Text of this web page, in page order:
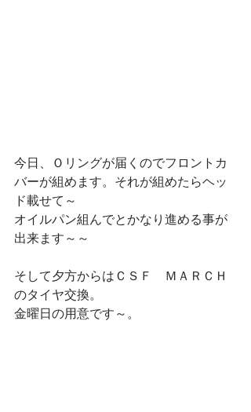
今日、Ｏリングが届くのでフロントカ
バーが組めます。それが組めたらヘッ
ド載せて～
オイルパン組んでとかなり進める事が
出来ます～～
そして夕方からはＣＳＦ　ＭＡＲＣＨ
のタイヤ交換。
金曜日の用意です～。